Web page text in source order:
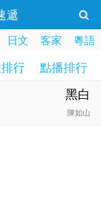
遞
日文 客家 粵語
行 點播排行
黑白
陳如山